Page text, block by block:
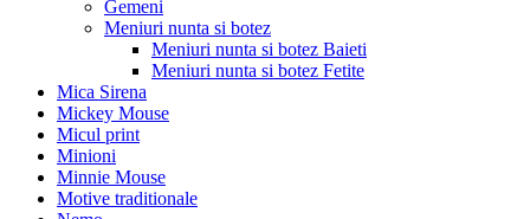
Gemeni
Meniuri nunta si botez
Meniuri nunta si botez Baieti
Meniuri nunta si botez Fetite
Mica Sirena
Mickey Mouse
Micul print
Minioni
Minnie Mouse
Motive traditionale